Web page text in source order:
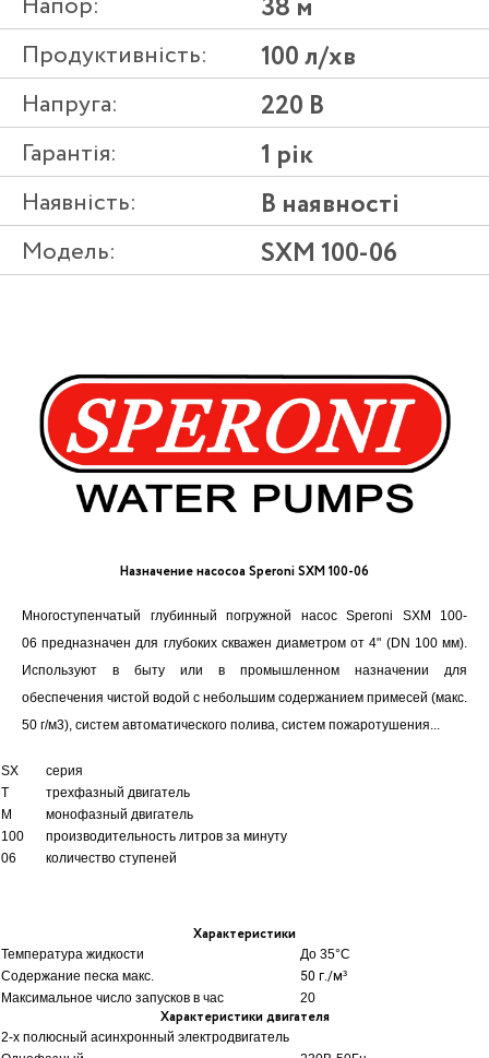
38 м
Продуктивність: 100 л/хв
Напруга: 220 В
Гарантія: 1 рік
Наявність: В наявності
Модель: SXM 100-06
Назначение насосоа Speroni SXM 100-06
Многоступенчатый глубинный погружной насос Speroni SXM 100-
06 предназначен для глубоких скважен диаметром от 4" (DN 100 мм).
Используют в быту или в промышленном назначении для
обеспечения чистой водой с небольшим содержанием примесей (макс.
50 г/м3), систем автоматического полива, систем пожаротушения...
SX
серия
T
трехфазный двигатель
M
монофазный двигатель
100
производительность литров за минуту
06
количество ступеней
Характеристики
Температура жидкости До 35°C
Содержание песка макс.
50 г./м³
Максимальное число запусков в час
20
Характеристики двигателя
2-х полюсный асинхронный электродвигатель